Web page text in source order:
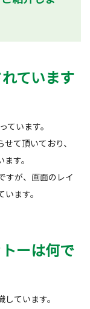
ています
います。
て頂いており、
す。
すが、画面のレイ
ます。
ーは何で
ています。